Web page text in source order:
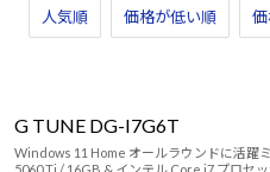
人気順 価格が低い順
G TUNE DG-I7G6T
Windows 11 Home オールラウンドに活躍